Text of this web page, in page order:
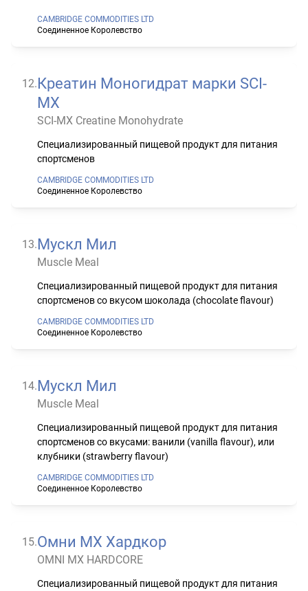
CAMBRIDGE COMMODITIES LTD
Соединенное Королевство
12.Креатин Моногидрат марки SCI-
MX
SCI-MX Creatine Monohydrate
Специализированный пищевой продукт для питания
спортсменов
CAMBRIDGE COMMODITIES LTD
Соединенное Королевство
13.Мускл Мил
Muscle Meal
Специализированный пищевой продукт для питания
спортсменов со вкусом шоколада (chocolate flavour)
CAMBRIDGE COMMODITIES LTD
Соединенное Королевство
14.Мускл Мил
Muscle Meal
Специализированный пищевой продукт для питания
спортсменов со вкусами: ванили (vanilla flavour), или
клубники (strawberry flavour)
CAMBRIDGE COMMODITIES LTD
Соединенное Королевство
15.Омни МХ Хардкор
OMNI MX HARDCORE
Специализированный пищевой продукт для питания